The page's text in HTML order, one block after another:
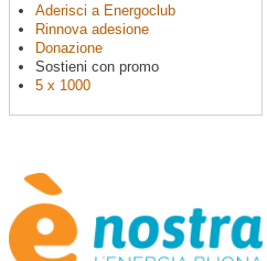
Aderisci a Energoclub
Rinnova adesione
Donazione
Sostieni con promo
5 x 1000